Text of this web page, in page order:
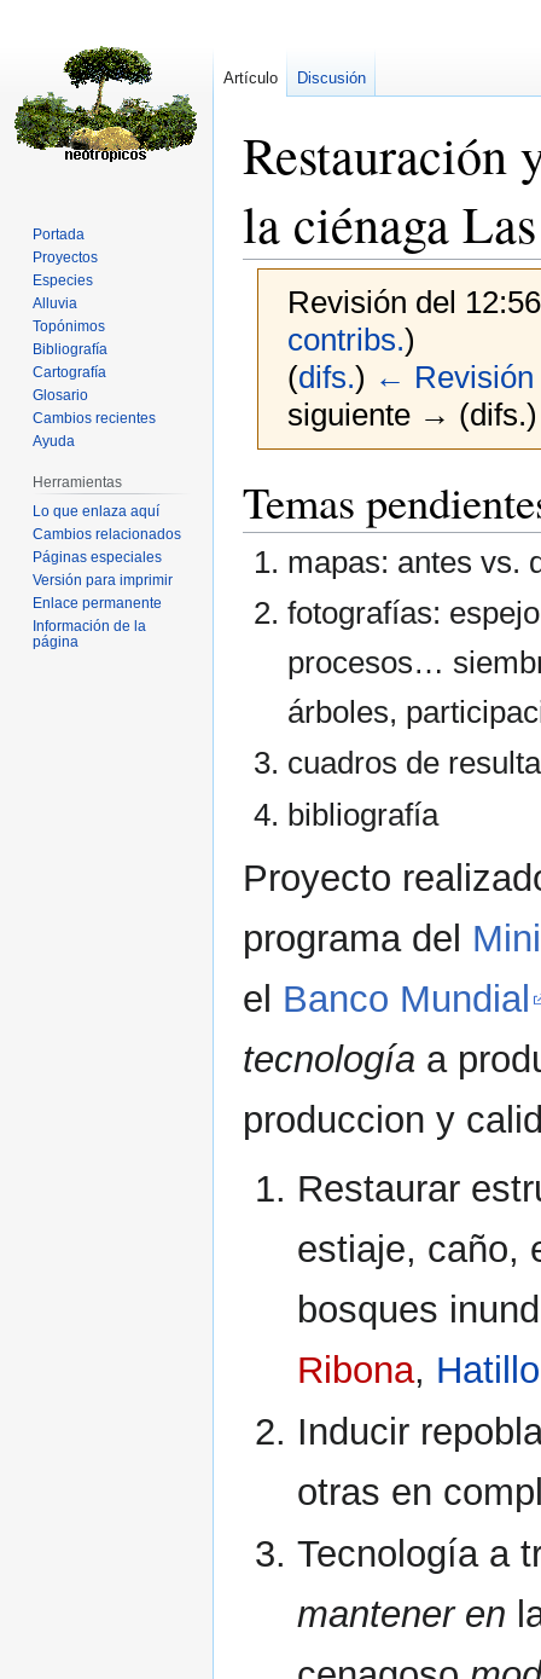
Restauración
la ciénaga
Revisión del
contribs.)
(difs.) ← Revisión
siguiente → (difs.)
la
navegación
la
búsqueda
Temas
mapas: antes vs.
fotografías:
procesos…
árboles,
cuadros de
bibliografía
Proyecto
programa del
el Banco Mundial
tecnología a
produccion y
Restaurar
estiaje, caño,
bosques
Ribona,
Inducir
otras en
Tecnología a
mantener en
Artículo Discusión
Portada
Proyectos
Especies
Alluvia
Topónimos
Bibliografía
Cartografía
Glosario
Cambios recientes
Ayuda
Herramientas
Lo que enlaza aquí
Cambios relacionados
Páginas especiales
Versión para imprimir
Enlace permanente
Información de la
página